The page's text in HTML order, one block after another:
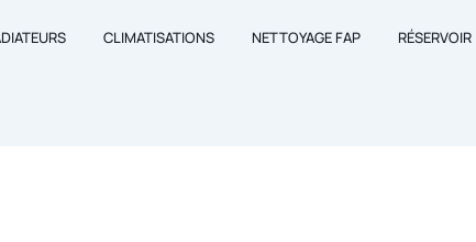
CLIMATISATIONS NETTOYAGE FAP RÉSERVOIR